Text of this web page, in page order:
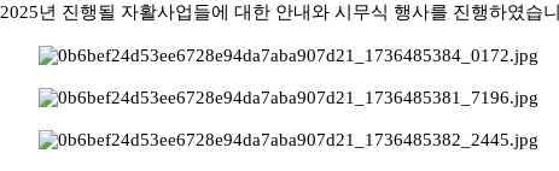
2025년 진행될 자활사업들에 대한 안내와 시무식 행사를 진행하였습